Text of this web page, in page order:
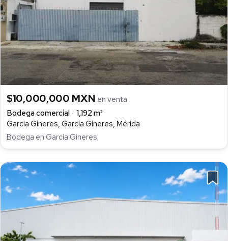
$10,000,000 MXN en venta
Bodega comercial
1,192 m²
Garcia Gineres, García Gineres, Mérida
Bodega en Garcia Gineres